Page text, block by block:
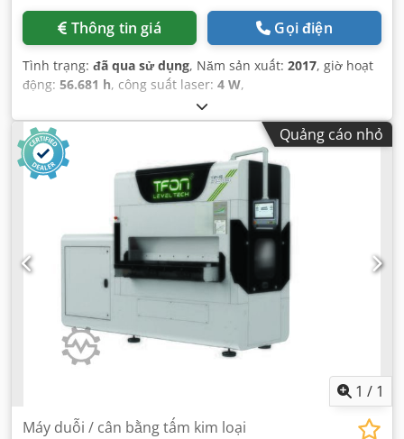
Thông tin giá Gọi điện
Tình trạng: đã qua sử dụng, Năm sản xuất: 2017, giờ hoạt
động: 56.681 h, công suất laser: 4 W,
Quảng cáo nhỏ
1 / 1
Máy duỗi / cân bằng tấm kim loại